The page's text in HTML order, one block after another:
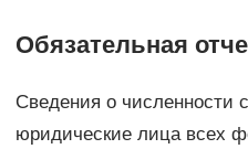
Обязательная
Сведения о численности
юридические лица всех